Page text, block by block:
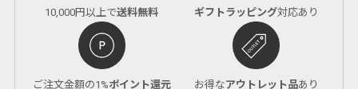
10,000円以上で送料無料 ギフトラッピング対応あり
ご注文金額の1%ポイント還元 お得なアウトレット品あり